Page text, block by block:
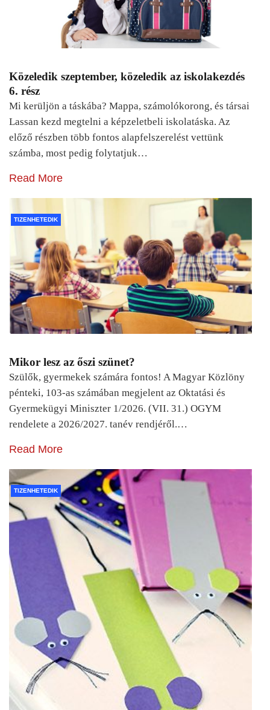
Közeledik szeptember, közeledik az iskolakezdés
6. rész
Mi kerüljön a táskába? Mappa, számolókorong, és társai
Lassan kezd megtelni a képzeletbeli iskolatáska. Az
előző részben több fontos alapfelszerelést vettünk
számba, most pedig folytatjuk…
Read More
TIZENHETEDIK
Mikor lesz az őszi szünet?
Szülők, gyermekek számára fontos! A Magyar Közlöny
pénteki, 103-as számában megjelent az Oktatási és
Gyermekügyi Miniszter 1/2026. (VII. 31.) OGYM
rendelete a 2026/2027. tanév rendjéről.…
Read More
TIZENHETEDIK